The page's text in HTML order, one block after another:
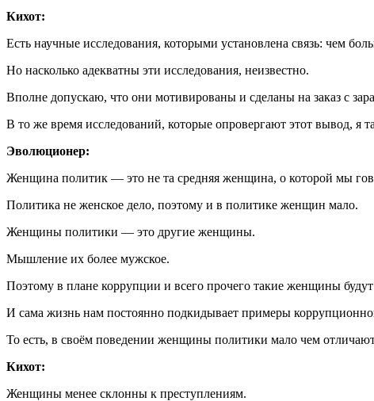
Кихот:
Есть научные исследования, которыми установлена связь: чем
Но насколько адекватны эти исследования, неизвестно.
Вполне допускаю, что они мотивированы и сделаны на заказ с
В то же время исследований, которые опровергают этот вывод, я
Эволюционер:
Женщина политик — это не та средняя женщина, о которой мы
Политика не женское дело, поэтому и в политике женщин мало.
Женщины политики — это другие женщины.
Мышление их более мужское.
Поэтому в плане коррупции и всего прочего такие женщины
И сама жизнь нам постоянно подкидывает примеры
То есть, в своём поведении женщины политики мало чем
Кихот:
Женщины менее склонны к преступлениям.